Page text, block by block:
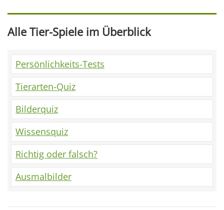
Alle Tier-Spiele im Überblick
Persönlichkeits-Tests
Tierarten-Quiz
Bilderquiz
Wissensquiz
Richtig oder falsch?
Ausmalbilder